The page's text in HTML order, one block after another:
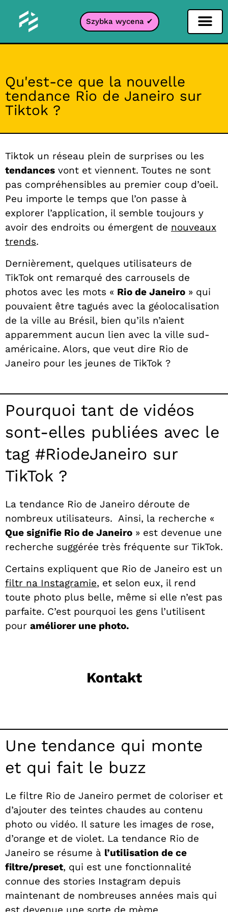
Szybka wycena ✔
Qu'est-ce que la nouvelle
tendance Rio de Janeiro sur
Tiktok ?
Tiktok un réseau plein de surprises ou les
tendances vont et viennent. Toutes ne sont
pas compréhensibles au premier coup d’oeil.
Peu importe le temps que l’on passe à
explorer l’application, il semble toujours y
avoir des endroits ou émergent de nouveaux
trends.
Dernièrement, quelques utilisateurs de
TikTok ont remarqué des carrousels de
photos avec les mots « Rio de Janeiro » qui
pouvaient être tagués avec la géolocalisation
de la ville au Brésil, bien qu’ils n’aient
apparemment aucun lien avec la ville sud-
américaine. Alors, que veut dire Rio de
Janeiro pour les jeunes de TikTok ?
Pourquoi tant de vidéos
sont-elles publiées avec le
tag #RiodeJaneiro sur
TikTok ?
La tendance Rio de Janeiro déroute de
nombreux utilisateurs. Ainsi, la recherche «
Que signifie Rio de Janeiro » est devenue une
recherche suggérée très fréquente sur TikTok.
Certains expliquent que Rio de Janeiro est un
filtr na Instagramie, et selon eux, il rend
toute photo plus belle, même si elle n’est pas
parfaite. C’est pourquoi les gens l’utilisent
pour améliorer une photo.
Kontakt
Une tendance qui monte
et qui fait le buzz
Le filtre Rio de Janeiro permet de coloriser et
d’ajouter des teintes chaudes au contenu
photo ou vidéo. Il sature les images de rose,
d’orange et de violet. La tendance Rio de
Janeiro se résume à l’utilisation de ce
filtre/preset, qui est une fonctionnalité
connue des stories Instagram depuis
maintenant de nombreuses années mais qui